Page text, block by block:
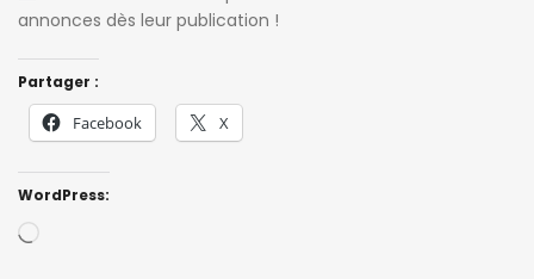
annonces dès leur publication !
Partager :
Facebook X
WordPress: